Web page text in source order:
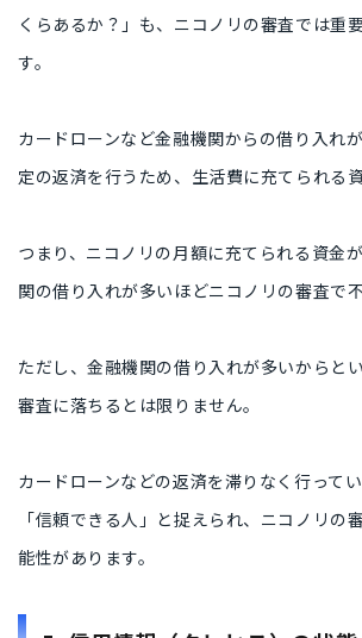
くらあるか？」も、ニコノリの審査では重
す。
カードローンなど金融機関からの借り入れ
定の返済を行うため、生活費に充てられる
つまり、ニコノリの月額に充てられる資金
関の借り入れが多いほどニコノリの審査で
ただし、金融機関の借り入れが多いからと
審査に落ちるとは限りません。
カードローンなどの返済を滞りなく行って
「信頼できる人」と捉えられ、ニコノリの
能性があります。